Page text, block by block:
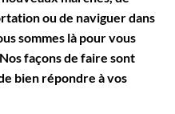
ou de naviguer dans
sommes là pour vous
façons de faire sont
bien répondre à vos